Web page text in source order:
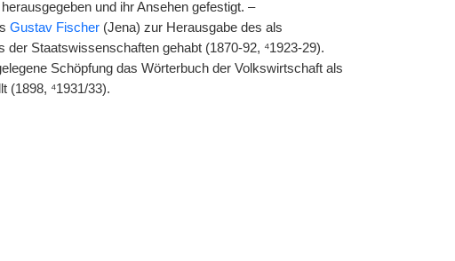
und ihr Ansehen gefestigt. –
Gustav Fischer(Jena) zur Herausgabe des als
Staatswissenschaften gehabt (1870-92, ⁴1923-29).
Schöpfung das Wörterbuch der Volkswirtschaft als
(1898, ⁴1931/33).